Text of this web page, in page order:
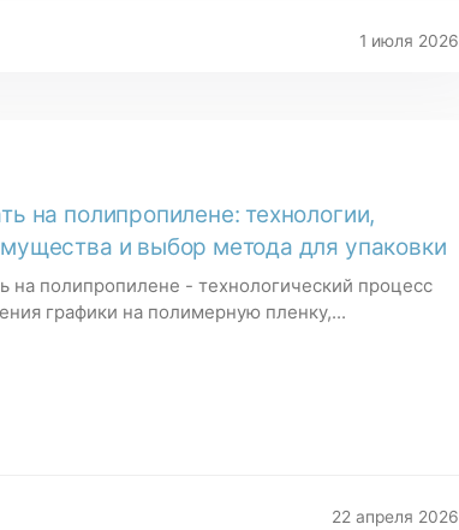
1 июля 2026
на полипропилене: технологии,
и выбор метода для упаковки
на полипропилене - технологический процесс
графики на полимерную пленку,...
22 апреля 2026